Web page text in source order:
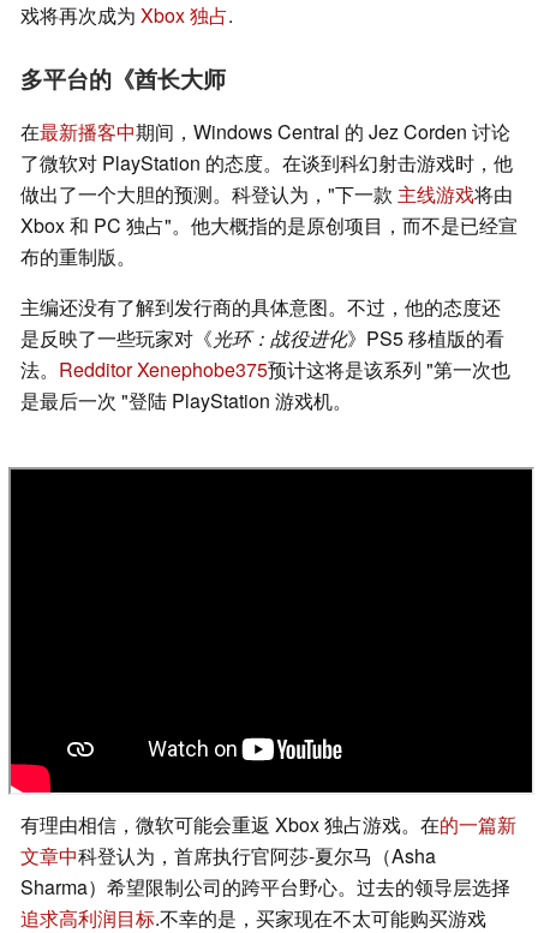
戏将再次成为 Xbox 独占.
多平台的《酋长大师
在最新播客中期间，Windows Central 的 Jez Corden 讨论
了微软对 PlayStation 的态度。在谈到科幻射击游戏时，他
做出了一个大胆的预测。科登认为，"下一款 主线游戏将由
Xbox 和 PC 独占"。他大概指的是原创项目，而不是已经宣
布的重制版。
主编还没有了解到发行商的具体意图。不过，他的态度还
是反映了一些玩家对《光环：战役进化》PS5 移植版的看
法。 Redditor Xenephobe375预计这将是该系列 "第一次也
是最后一次 "登陆 PlayStation 游戏机。
有理由相信，微软可能会重返 Xbox 独占游戏。在的一篇新
文章中科登认为，首席执行官阿莎-夏尔马（Asha
Sharma）希望限制公司的跨平台野心。过去的领导层选择
追求高利润目标.不幸的是，买家现在不太可能购买游戏